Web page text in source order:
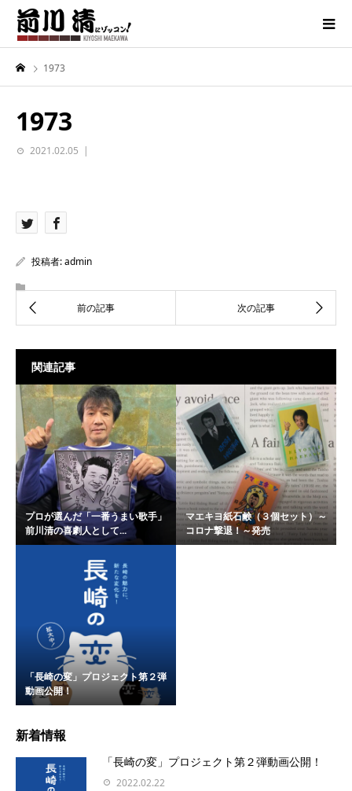
1973
1973
2021.02.05
投稿者:admin
関連記事
プロが選んだ「一番うまい歌手」
前川清の喜劇人として...
マエキヨ紙石鹸（３個セット）～
コロナ撃退！～発売
「長崎の変」プロジェクト第２弾
動画公開！
新着情報
「長崎の変」プロジェクト第２弾動画公開！
2022.02.22